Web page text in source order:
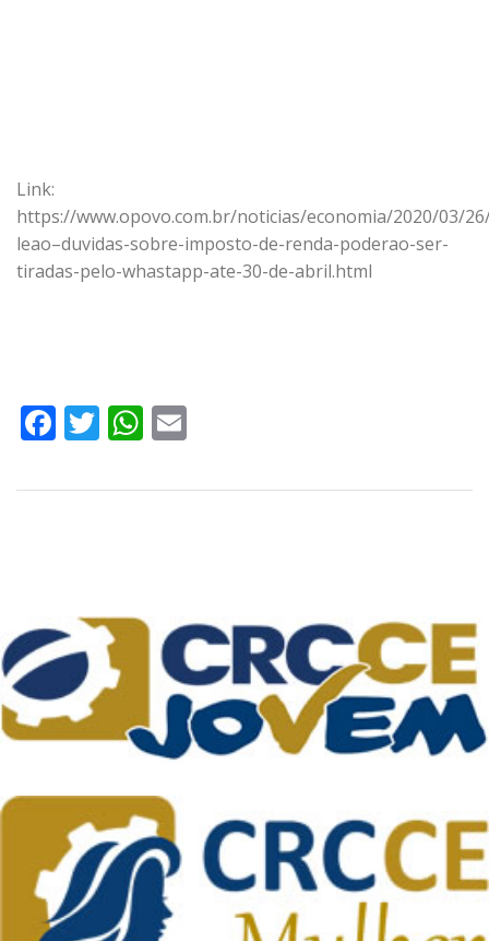
Link:
https://www.opovo.com.br/noticias/economia/2020/03/
leao–duvidas-sobre-imposto-de-renda-poderao-ser-
tiradas-pelo-whastapp-ate-30-de-abril.html
Facebook
TwitterWhatsApp